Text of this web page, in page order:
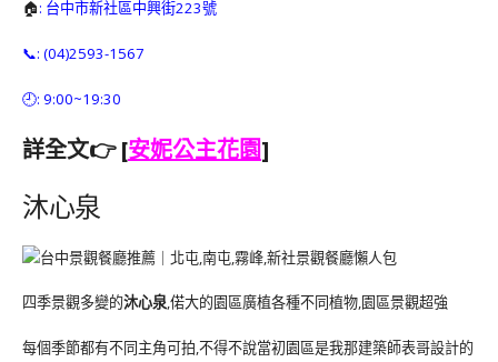
🏠: 台中市新社區中興街223號
📞: (04)2593-1567
🕘: 9:00~19:30
詳全文👉 [安妮公主花園]
沐心泉
四季景觀多變的沐心泉,偌大的園區廣植各種不同植物,園區景觀超強
每個季節都有不同主角可拍,不得不說當初園區是我那建築師表哥設計的